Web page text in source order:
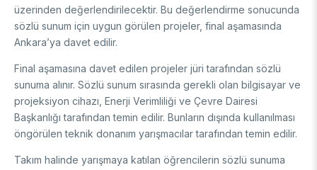
üzerinden değerlendirilecektir. Bu değerlendirme sonucunda
sözlü sunum için uygun görülen projeler, final aşamasında
Ankara’ya davet edilir.
Final aşamasına davet edilen projeler jüri tarafından sözlü
sunuma alınır. Sözlü sunum sırasında gerekli olan bilgisayar ve
projeksiyon cihazı, Enerji Verimliliği ve Çevre Dairesi
Başkanlığı tarafından temin edilir. Bunların dışında kullanılması
öngörülen teknik donanım yarışmacılar tarafından temin edilir.
Takım halinde yarışmaya katılan öğrencilerin sözlü sunuma